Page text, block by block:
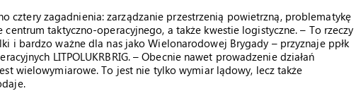
cztery zagadnienia: zarządzanie przestrzenią powietrzną, problematykę
taktyczno-operacyjnego, a także kwestie logistyczne. – To rzeczy
i bardzo ważne dla nas jako Wielonarodowej Brygady – przyznaje ppłk
LITPOLUKRBRIG. – Obecnie nawet prowadzenie działań
wielowymiarowe. To jest nie tylko wymiar lądowy, lecz także